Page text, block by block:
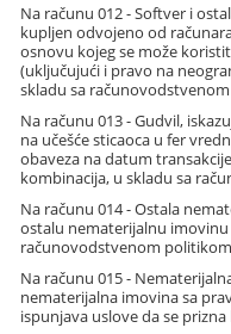
Na računu 012 - Softver i
kupljen odvojeno od
osnovu kojeg se može
(uključujući i pravo na
skladu sa
Na računu 013 - Gudvil,
na učešće sticaoca u fer
obaveza na datum
kombinacija, u skladu sa
Na računu 014 - Ostala
ostalu nematerijalnu imovinu
računovodstvenom
Na računu 015 -
nematerijalna imovina sa
ispunjava uslove da se